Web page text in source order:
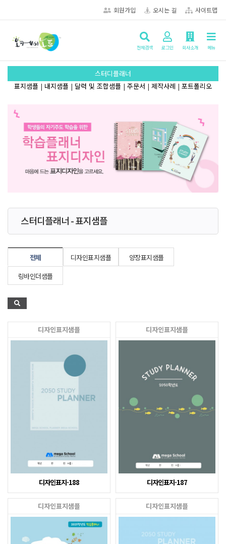
회원가입 오시는 길 사이트맵
전체검색 로그인 회사소개 메뉴
스터디플래너
표지샘플 | 내지샘플 | 달력 및 조합샘플 | 주문서 | 제작사례 | 포트폴리오
스터디플래너 - 표지샘플
전체 디자인표지샘플
양장표지샘플
링바인더샘플
디자인표지샘플
디자인표지-188
디자인표지샘플
디자인표지-187
디자인표지샘플 디자인표지샘플